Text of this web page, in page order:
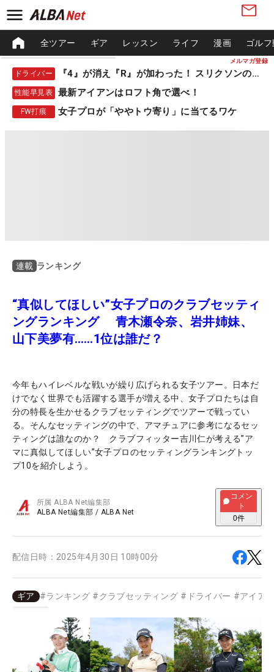
メルマガ登録
全ツアー ギア レッスン ライフ 漫画 ゴル
ドライバー 『4』が消え『R』が加わった！ スリクソンの新作
性能早見表 最新アイアンはロフト角で選べ！
FW打痕 女子プロが「ややトウ寄り」に当てるワケ
連載 ランキング
“真似してほしい”女子プロのクラブセッティ
ングランキング 青木瀬令奈、岩井姉妹、
山下美夢有……1位は誰だ？
今年もハイレベルな戦いが繰り広げられる女子ツアー。日本だ
けでなく世界でも活躍する選手が増える中、女子プロたちは自
分の特長を生かせるクラブセッティングでツアーで戦ってい
る。そんなセッティングの中で、アマチュアに参考になるセッ
ティングは誰なのか？ クラブフィッター吉川仁が考える”ア
マに真似してほしい”女子プロのセッティングランキングトッ
プ10を紹介しよう。
所属ALBA Net編集部
ALBA Net編集部 / ALBA Net
コメン
ト
0件
配信日時： 2025年4月30日 10時00分
ギア #ランキング # クラブセッティング # ドライバー #アイア